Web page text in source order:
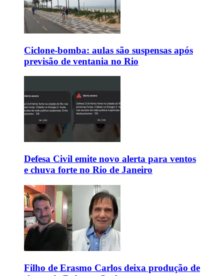
Ciclone-bomba: aulas são suspensas após
previsão de ventania no Rio
Defesa Civil emite novo alerta para ventos
e chuva forte no Rio de Janeiro
Filho de Erasmo Carlos deixa produção de